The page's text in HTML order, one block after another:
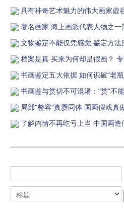
具有神奇艺术魅力的伟大画家虚
著名画家 海上画派代表人物之一
文物鉴定不能仅凭感觉 鉴定方法
档案是真 买来为何却是假画？
书画鉴定五大依据 如何识破“老
书画鉴与赏切不可混淆：“赏”不
局部“整容”真赝同体 国画假戏真
了解内情不再吃亏上当 中国画